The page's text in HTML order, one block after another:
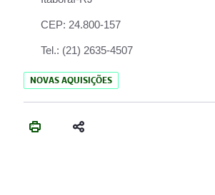
CEP: 24.800-157
Tel.: (21) 2635-4507
NOVAS AQUISIÇÕES